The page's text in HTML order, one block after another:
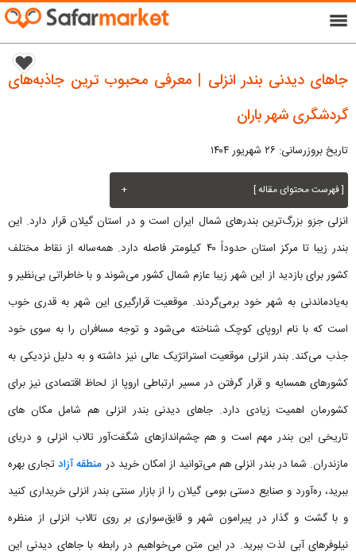
menu
جاهای دیدنی بندر انزلی | معرفی محبوب ترین جاذبه‌های
گردشگری شهر باران
تاریخ بروزرسانی: ۲۶ شهریور ۱۴۰۴
[ فهرست محتوای مقاله ] +
انزلی جزو بزرگ‌ترین بندرهای شمال ایران است و در استان گیلان قرار دارد. این
بندر زیبا تا مرکز استان حدوداً ۴۰ کیلومتر فاصله دارد. همه‌ساله از نقاط مختلف
کشور برای بازدید از این شهر زیبا عازم شمال کشور می‌شوند و با خاطراتی بی‌نظیر و
به‌یادماندنی به شهر خود برمی‌گردند. موقعیت قرارگیری این شهر به قدری خوب
است که با نام اروپای کوچک شناخته می‌شود و توجه مسافران را به سوی خود
جذب می‌کند. بندر انزلی موقعیت استراتژیک عالی نیز داشته و به دلیل نزدیکی به
کشورهای همسایه و قرار گرفتن در مسیر ارتباطی اروپا از لحاظ اقتصادی نیز برای
کشورمان اهمیت زیادی دارد. جاهای دیدنی بندر انزلی هم شامل مکان های
تاریخی این بندر مهم است و هم چشم‌اندازهای شگفت‌آور تالاب انزلی و دریای
مازندران. شما در بندر انزلی هم می‌توانید از امکان خرید در منطقه آزادتجاری بهره
ببرید، ره‌آورد و صنایع دستی بومی گیلان را از بازار سنتی بندر انزلی خریداری کنید
و با گشت و گذار در پیرامون شهر و قایق‌سواری بر روی تالاب انزلی از منظره
نیلوفرهای آبی لذت ببرید. در این متن می‌خواهیم در رابطه با جاهای دیدنی این